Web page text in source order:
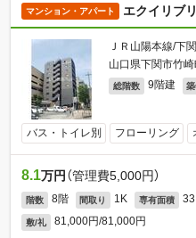
マンション・アパート エクイリブ
ＪＲ山陽本線/下
山口県下関市竹崎
総階数 9階建
バス・トイレ別 フローリング
8.1万円 （管理費5,000円）
階数 8階 間取り 1K 専有面積
敷/礼 81,000円/81,000円